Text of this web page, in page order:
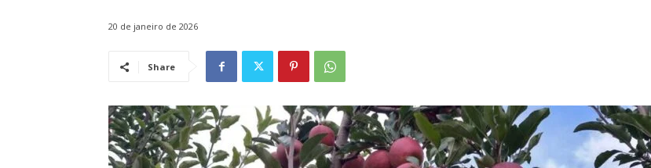
20 de janeiro de 2026
Share